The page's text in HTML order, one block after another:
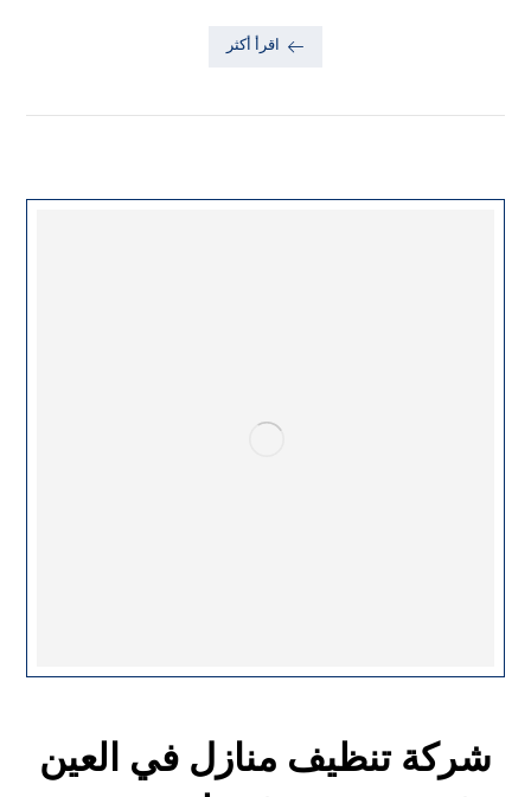
اقرأ أكثر
شركة تنظيف منازل في العين